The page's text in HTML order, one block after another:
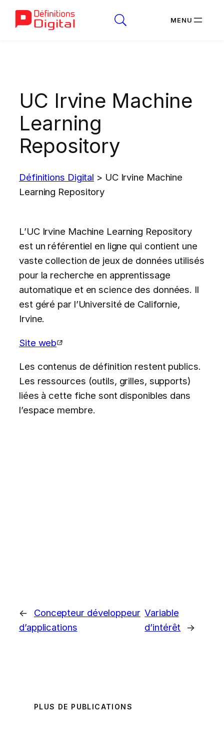
UC Irvine Machine
Learning
Repository
Définitions Digital > UC Irvine Machine
Learning Repository
L’UC Irvine Machine Learning Repository
est un référentiel en ligne qui contient une
vaste collection de jeux de données utilisés
pour la recherche en apprentissage
automatique et en science des données. Il
est géré par l’Université de Californie,
Irvine.
Site web
Les contenus de définition restent publics.
Les ressources (outils, grilles, supports)
liées à cette fiche sont disponibles dans
l’espace membre.
←
Concepteur développeur
d’applications
Variable
d’intérêt
→
PLUS DE PUBLICATIONS